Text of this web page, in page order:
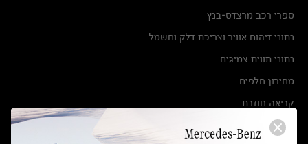
ספרי רכב מרצדס-בנץ
נתוני זיהום אוויר וצריכת דלק וחשמל
נתוני תווית צמיגים
מחירון חלפים
קריאה חוזרת
הודעה על הטבות לרכבי מרצדס בהסדר פשרה בתצ 56447-02-19